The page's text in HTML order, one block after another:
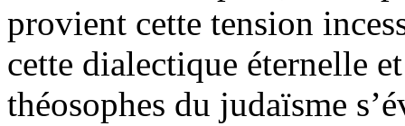
provient cette tension
cette dialectique éternelle
théosophes du judaïsme